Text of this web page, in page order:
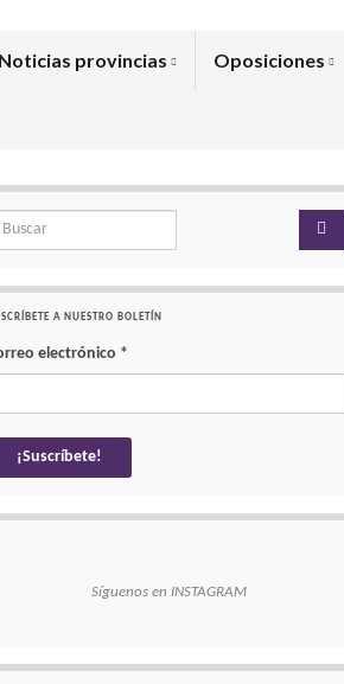
Noticias provincias Oposiciones
for:
A NUESTRO BOLETÍN
electrónico *
Síguenos en INSTAGRAM